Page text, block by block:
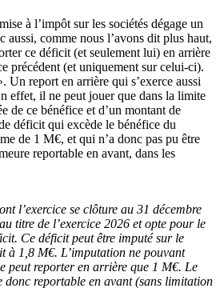
à l’impôt sur les sociétés dégage un
aussi, comme nous l’avons dit plus haut,
ce déficit (et seulement lui) en arrière
précédent (et uniquement sur celui-ci).
Un report en arrière qui s’exerce aussi
effet, il ne peut jouer que dans la limite
de ce bénéfice et d’un montant de
déficit qui excède le bénéfice du
de 1 M€, et qui n’a donc pas pu être
reportable en avant, dans les
l’exercice se clôture au 31 décembre
titre de l’exercice 2026 et opte pour le
Ce déficit peut être imputé sur le
à 1,8 M€. L’imputation ne pouvant
peut reporter en arrière que 1 M€. Le
donc reportable en avant (sans limitation